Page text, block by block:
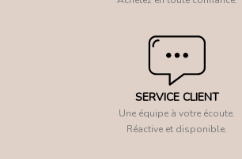
SERVICE CLIENT
Une équipe à votre écoute.
Réactive et disponible.